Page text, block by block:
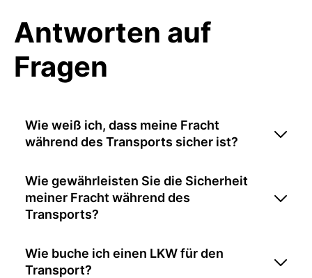
Antworten auf
Fragen
Wie weiß ich, dass meine Fracht
während des Transports sicher ist?
Wie gewährleisten Sie die Sicherheit
meiner Fracht während des
Transports?
Wie buche ich einen LKW für den
Transport?